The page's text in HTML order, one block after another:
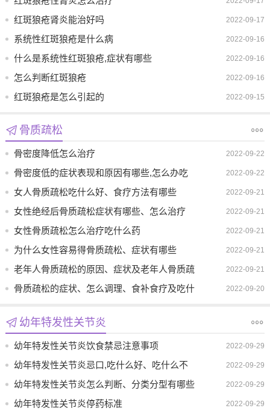
2022-09-17
红斑狼疮肾炎能治好吗
2022-09-16
系统性红斑狼疮是什么病
2022-09-16
什么是系统性红斑狼疮,症状有哪些
2022-09-16
怎么判断红斑狼疮
2022-09-15
红斑狼疮是怎么引起的
骨质疏松
2022-09-22
骨密度降低怎么治疗
2022-09-22
骨密度低的症状表现和原因有哪些,怎么办吃
什么好
2022-09-21
女人骨质疏松吃什么好、食疗方法有哪些
2022-09-21
女性绝经后骨质疏松症状有哪些、怎么治疗
2022-09-21
女性骨质疏松怎么治疗吃什么药
2022-09-21
为什么女性容易得骨质疏松、症状有哪些
2022-09-21
老年人骨质疏松的原因、症状及老年人骨质疏
松怎么办
2022-09-20
骨质疏松的症状、怎么调理、食补食疗及吃什
幼年特发性关节炎
2022-09-29
幼年特发性关节炎饮食禁忌注意事项
2022-09-29
幼年特发性关节炎忌口,吃什么好、吃什么不
好
2022-09-29
幼年特发性关节炎怎么判断、分类分型有哪些
2022-09-29
幼年特发性关节炎停药标准